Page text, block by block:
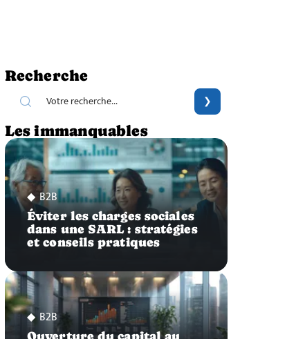
Recherche
Les immanquables
B2B
Éviter les charges sociales
dans une SARL : stratégies
et conseils pratiques
B2B